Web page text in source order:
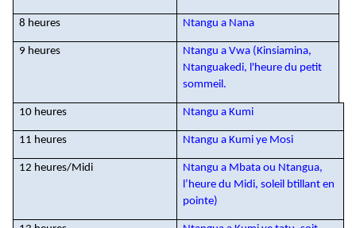
8 heures Ntangu a Nana
9 heures
Ntangu a Vwa (Kinsiamina,
Ntanguakedi, l'heure du petit
sommeil.
10 heures Ntangu a Kumi
11 heures Ntangu a Kumi ye Mosi
12 heures/Midi
Ntangu a Mbata ou Ntangua,
l’heure du Midi, soleil btillant en
pointe)